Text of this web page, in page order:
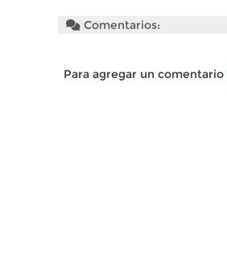
Comentarios:
Para agregar un comentario